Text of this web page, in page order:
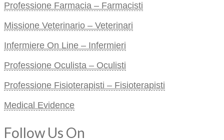
Professione Farmacia – Farmacisti
Missione Veterinario – Veterinari
Infermiere On Line – Infermieri
Professione Oculista – Oculisti
Professione Fisioterapisti – Fisioterapisti
Medical Evidence
Follow Us On